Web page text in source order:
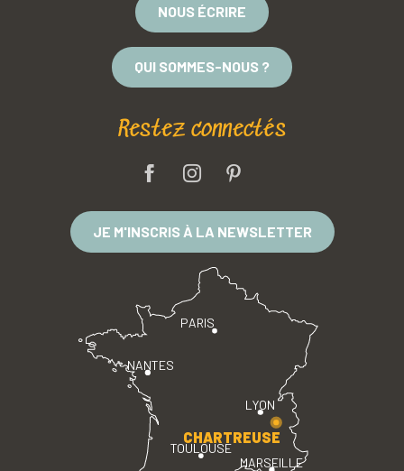
NOUS ÉCRIRE
QUI SOMMES-NOUS ?
Restez connectés
JE M'INSCRIS À LA NEWSLETTER
PARIS
LYON
TOULOUSE
MARSEILLE
NANTES
CHARTREUSE